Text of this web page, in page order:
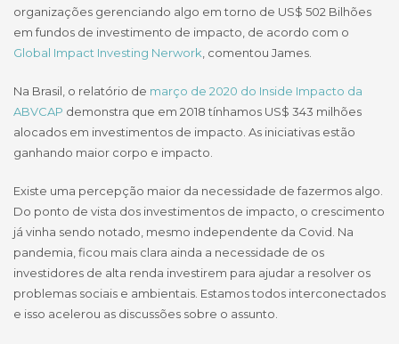
organizações gerenciando algo em torno de US$ 502 Bilhões
em fundos de investimento de impacto, de acordo com o
Global Impact Investing Nerwork, comentou James.
Na Brasil, o relatório de março de 2020 do Inside Impacto da
ABVCAP demonstra que em 2018 tínhamos US$ 343 milhões
alocados em investimentos de impacto. As iniciativas estão
ganhando maior corpo e impacto.
Existe uma percepção maior da necessidade de fazermos algo.
Do ponto de vista dos investimentos de impacto, o crescimento
já vinha sendo notado, mesmo independente da Covid. Na
pandemia, ficou mais clara ainda a necessidade de os
investidores de alta renda investirem para ajudar a resolver os
problemas sociais e ambientais. Estamos todos interconectados
e isso acelerou as discussões sobre o assunto.